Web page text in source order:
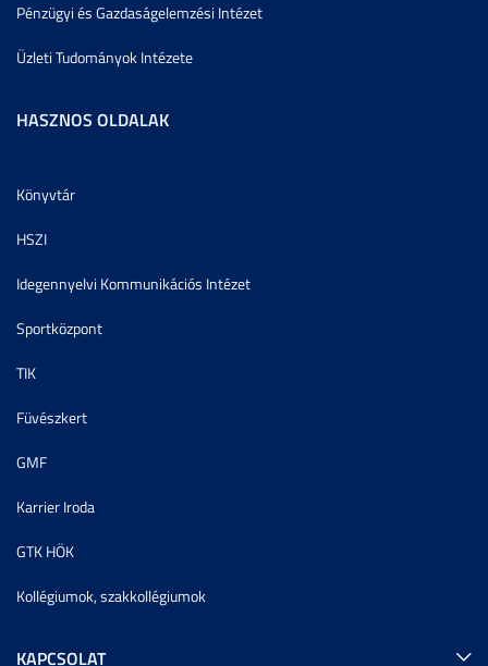
Pénzügyi és Gazdaságelemzési Intézet
Üzleti Tudományok Intézete
HASZNOS OLDALAK
Könyvtár
HSZI
Idegennyelvi Kommunikációs Intézet
Sportközpont
TIK
Füvészkert
GMF
Karrier Iroda
GTK HÖK
Kollégiumok, szakkollégiumok
KAPCSOLAT